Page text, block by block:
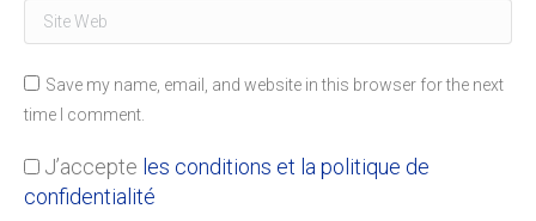
Site Web
Save my name, email, and website in this browser for the next
time I comment.
J’accepte les conditions et la politique de
confidentialité